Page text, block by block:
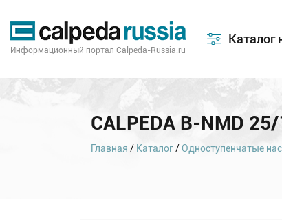
Информационный портал Calpeda-Russia.ru
Каталог
CALPEDA B-NMD
Главная / Каталог/Одноступенчатые